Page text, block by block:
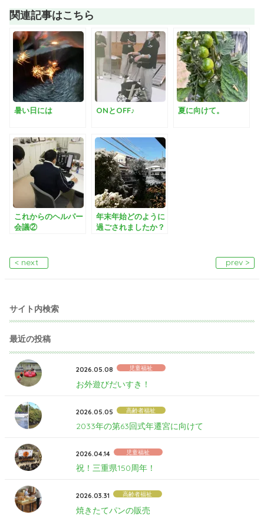
関連記事はこちら
暑い日には ONとOFF♪ 夏に向けて。
これからのヘルパー
会議②
年末年始どのように
過ごされましたか？
< next prev >
サイト内検索
最近の投稿
2026.05.08 児童福祉
お外遊びだいすき！
2026.05.05 高齢者福祉
2033年の第63回式年遷宮に向けて
2026.04.14 児童福祉
祝！三重県150周年！
2026.03.31 高齢者福祉
焼きたてパンの販売